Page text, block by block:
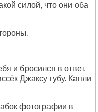
силой, что они оба
и бросился в ответ,
Джаксу губу. Капли
фотографии в